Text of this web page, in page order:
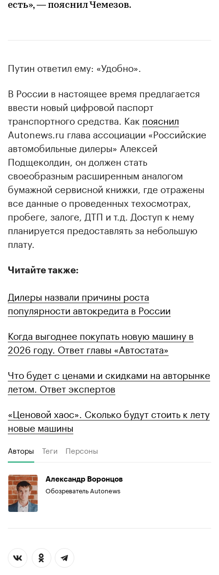
есть», — пояснил Чемезов.
Путин ответил ему: «Удобно».
В России в настоящее время предлагается
ввести новый цифровой паспорт
транспортного средства. Как пояснил
Autonews.ru глава ассоциации «Российские
автомобильные дилеры» Алексей
Подщеколдин, он должен стать
своеобразным расширенным аналогом
бумажной сервисной книжки, где отражены
все данные о проведенных техосмотрах,
пробеге, залоге, ДТП и т.д. Доступ к нему
планируется предоставлять за небольшую
плату.
Читайте также:
Дилеры назвали причины роста
популярности автокредита в России
Когда выгоднее покупать новую машину в
2026 году. Ответ главы «Автостата»
Что будет с ценами и скидками на авторынке
летом. Ответ экспертов
«Ценовой хаос». Сколько будут стоить к лету
новые машины
Авторы Теги Персоны
Александр Воронцов
Обозреватель Autonews